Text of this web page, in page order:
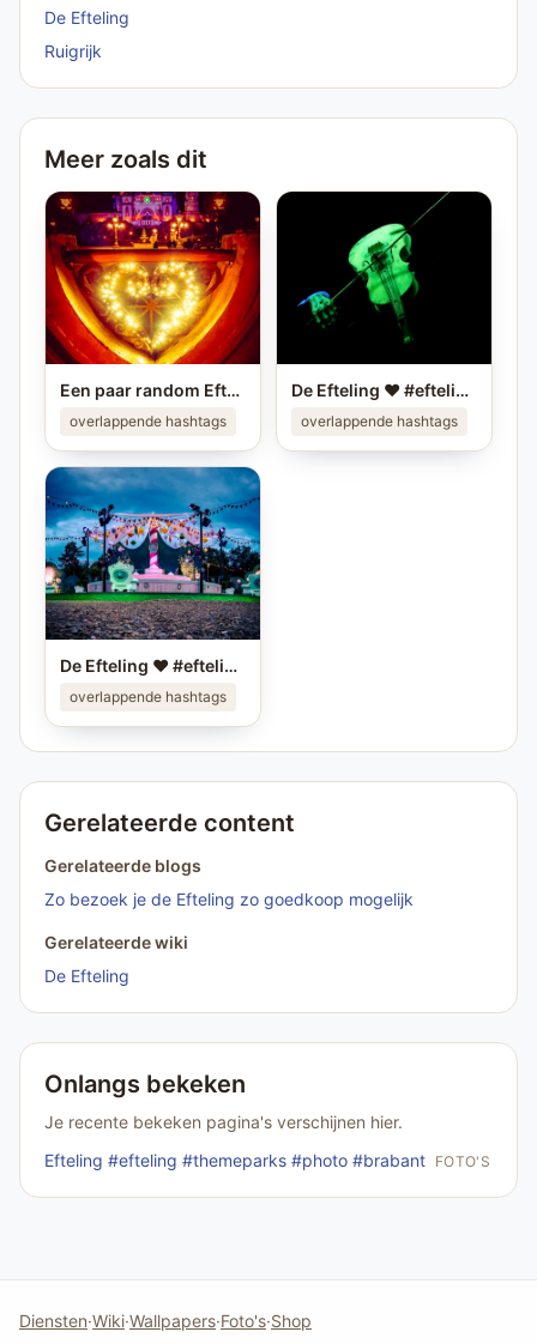
De Efteling
Ruigrijk
Meer zoals dit
Een paar random Efteling foto's ❤️ Deel je eigen mooiste Efteling foto in je story op #instagram en tag me! #efteling #themeparks #happyplace #brabant #enjoy #pretpark
overlappende hashtags
De Efteling ❤️ #efteling #themeparks #pretparken #brabant
overlappende hashtags
De Efteling ❤️ #efteling #themeparks #pretparken #brabant
overlappende hashtags
Gerelateerde content
Gerelateerde blogs
Zo bezoek je de Efteling zo goedkoop mogelijk
Gerelateerde wiki
De Efteling
Onlangs bekeken
Je recente bekeken pagina's verschijnen hier.
Efteling #efteling #themeparks #photo #brabant FOTO'S
Diensten·Wiki·Wallpapers·Foto's·Shop